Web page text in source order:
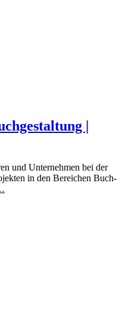
|
und Unternehmen bei der
in den Bereichen Buch-